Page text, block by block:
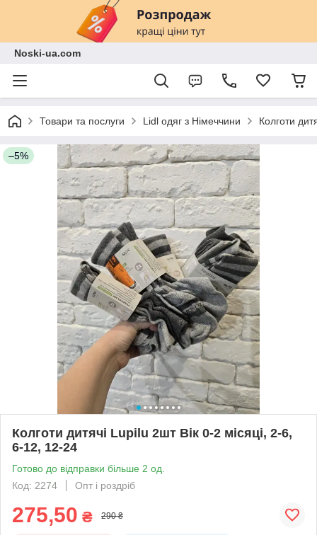
Noski-ua.com
Товари та послуги Lidl одяг з Німеччини Колготи
–5%
Колготи дитячі Lupilu 2шт Вік 0-2 місяці, 2-6,
6-12, 12-24
Готово до відправки більше 2 од.
Код: 2274
Опт і роздріб
275,50 ₴ 290 ₴